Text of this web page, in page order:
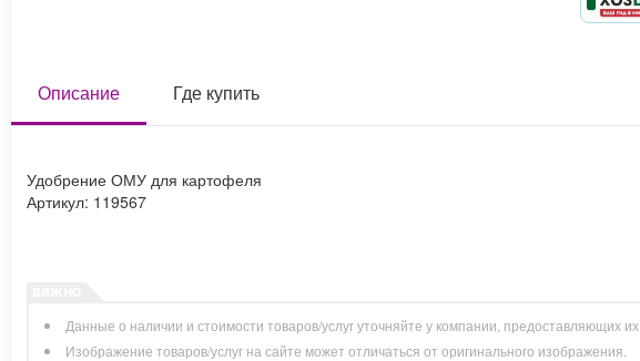
Описание Где купить
Удобрение ОМУ для картофеля
Артикул: 119567
Данные о наличии и стоимости товаров/услуг уточняйте у компании, предоставляющих их.
Изображение товаров/услуг на сайте может отличаться от оригинального изображения.